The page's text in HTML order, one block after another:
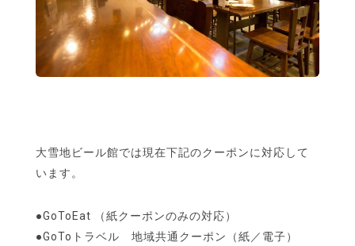
大雪地ビール館では現在下記のクーポンに対応して
います。
●GoToEat （紙クーポンのみの対応）
●GoToトラベル 地域共通クーポン（紙／電子）